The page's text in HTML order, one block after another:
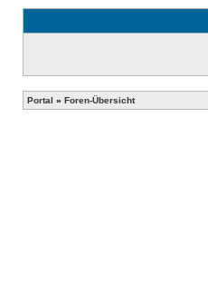
Portal » Foren-Übersicht